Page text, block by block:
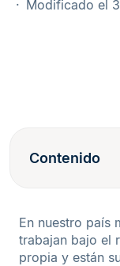
Modificado el
Contenido
En nuestro país
trabajan bajo el
propia y están